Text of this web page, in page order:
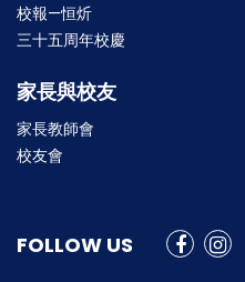
校報—恒炘
三十五周年校慶
家長與校友
家長教師會
校友會
FOLLOW US